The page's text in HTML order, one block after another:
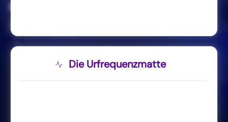
Die Urfrequenzmatte